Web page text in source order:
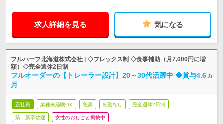
求人詳細を見る 気になる
フルハーフ北海道株式会社 | ◇フレックス制 ◇食事補助（月7,000円に増
額）◇完全週休2日制
フルオーダーの【トレーラー設計】20～30代活躍中 ◆賞与4.6ヵ
月
正社員 業種未経験OK 急募 転勤なし 完全週休2日制
第二新卒歓迎 女性のおしごと掲載中